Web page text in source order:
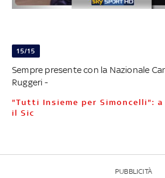
15/15
Sempre presente con la Nazionale
Ruggeri -
"Tutti Insieme per Simoncelli": a Parma si gioca per
il Sic
PUBBLICITÀ